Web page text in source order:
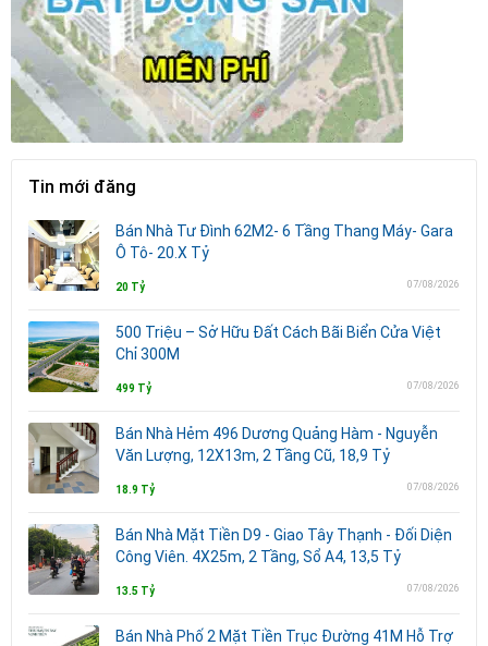
Tin mới đăng
Bán Nhà Tư Đình 62M2- 6 Tầng Thang Máy- Gara
Ô Tô- 20.X Tỷ
20 Tỷ 07/08/2026
500 Triệu – Sở Hữu Đất Cách Bãi Biển Cửa Việt
Chỉ 300M
499 Tỷ 07/08/2026
Bán Nhà Hẻm 496 Dương Quảng Hàm - Nguyễn
Văn Lượng, 12X13m, 2 Tầng Cũ, 18,9 Tỷ
18.9 Tỷ 07/08/2026
Bán Nhà Mặt Tiền D9 - Giao Tây Thạnh - Đối Diện
Công Viên. 4X25m, 2 Tầng, Sổ A4, 13,5 Tỷ
13.5 Tỷ 07/08/2026
Bán Nhà Phố 2 Mặt Tiền Trục Đường 41M Hỗ Trợ